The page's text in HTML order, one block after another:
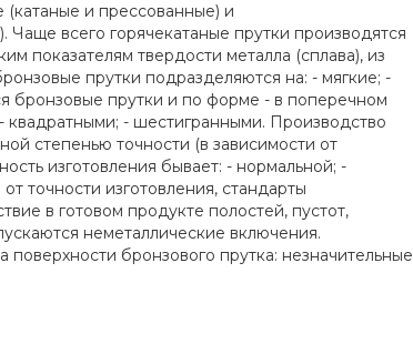
и прессованные) и
всего горячекатаные прутки производятся
показателям твердости металла (сплава), из
прутки подразделяются на: - мягкие; -
бронзовые прутки и по форме - в поперечном
квадратными; - шестигранными. Производство
степенью точности (в зависимости от
изготовления бывает: - нормальной; -
точности изготовления, стандарты
в готовом продукте полостей, пустот,
неметаллические включения.
бронзового прутка: незначительные